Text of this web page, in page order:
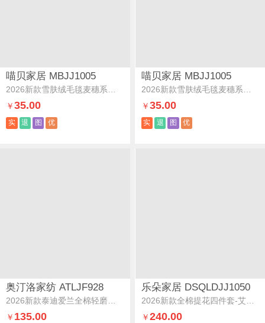
喵贝家居 MBJJ1005
￥35.00
实 退 图 优
喵贝家居 MBJJ1005
￥ 35.00
实 退 图 优
奥汀洛家纺 ATLJF928
￥ 135.00
乐朵家居 DSQLDJJ1050
2026新款全棉提花四件套-艾尔莎艾尔莎-茉绿
￥ 240.00